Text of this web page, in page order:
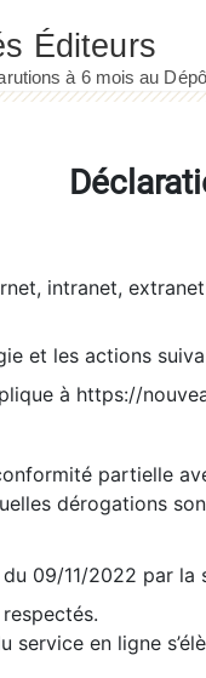
intranet,
et les actions
à https://
partielle
dérogations
du 09/11/2022 par
service en ligne